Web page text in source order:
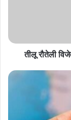
किया
सम्मानिततीलू रौतेली
ऑनलाइन